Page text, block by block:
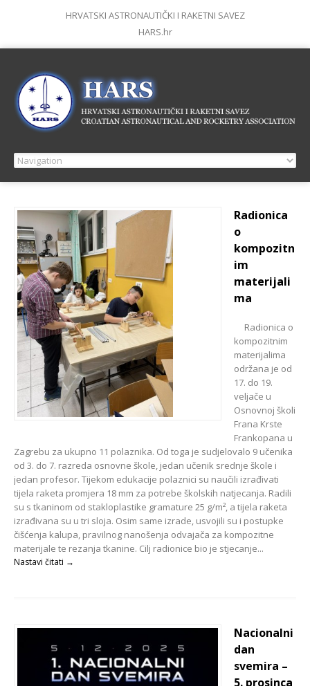
HRVATSKI ASTRONAUTIČKI I RAKETNI SAVEZ
HARS.hr
Radionica
o
kompozitn
im
materijali
ma
Radionica o
kompozitnim
materijalima
održana je od
17. do 19.
veljače u
Osnovnoj školi
Frana Krste
Frankopana u
Zagrebu za ukupno 11 polaznika. Od toga je sudjelovalo 9 učenika
od 3. do 7. razreda osnovne škole, jedan učenik srednje škole i
jedan profesor. Tijekom edukacije polaznici su naučili izrađivati
tijela raketa promjera 18 mm za potrebe školskih natjecanja. Radili
su s tkaninom od stakloplastike gramature 25 g/m², a tijela raketa
izrađivana su u tri sloja. Osim same izrade, usvojili su i postupke
čišćenja kalupa, pravilnog nanošenja odvajača za kompozitne
materijale te rezanja tkanine. Cilj radionice bio je stjecanje...
Nastavi čitati →
Nacionalni
dan
svemira –
5. prosinca